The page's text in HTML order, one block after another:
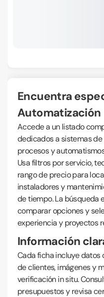
Encuentra especialistas en
Automatización
Accede a un listado
dedicados a sistemas
procesos y
Usa filtros por servicio,
rango de precio para
instaladores y
de tiempo. La búsqueda
comparar opciones y
experiencia y proyectos
Información
Cada ficha incluye datos
de clientes, imágenes y
verificación in situ.
presupuestos y revisa